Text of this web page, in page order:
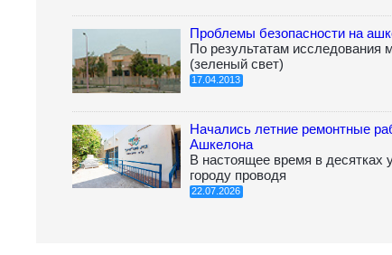
Проблемы безопасности на
По результатам исследования
(зеленый свет)
17.04.2013
Начались летние ремонтные
Ашкелона
В настоящее время в десятках
городу проводя
22.07.2026